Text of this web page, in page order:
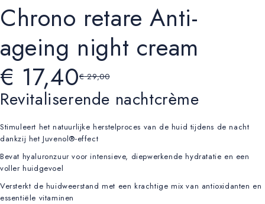
Chrono retare Anti-
ageing night cream
€29,00
€ 17,40
Revitaliserende nachtcrème
Stimuleert het natuurlijke herstelproces van de huid tijdens de nacht
dankzij het Juvenol®-effect
Bevat hyaluronzuur voor intensieve, diepwerkende hydratatie en een
voller huidgevoel
Versterkt de huidweerstand met een krachtige mix van antioxidanten en
essentiële vitaminen